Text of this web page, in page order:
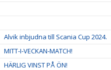
Alvik inbjudna till Scania Cup 2024.
MITT-I-VECKAN-MATCH!
HÄRLIG VINST PÅ ÖN!